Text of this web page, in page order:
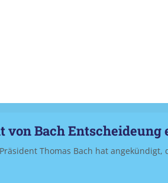
von Bach
Thomas Bach hat